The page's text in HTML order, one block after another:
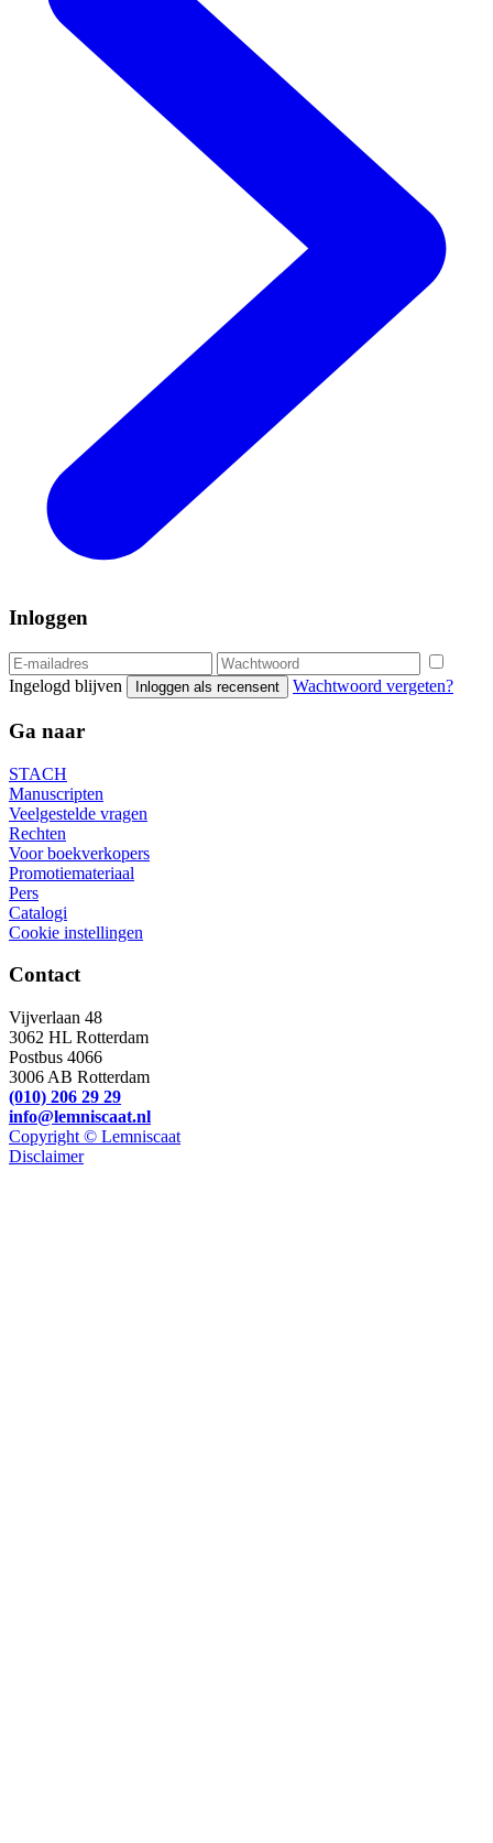
Inloggen
Ingelogd blijven Inloggen als recensent Wachtwoord vergeten?
Ga naar
STACH
Manuscripten
Veelgestelde vragen
Rechten
Voor boekverkopers
Promotiemateriaal
Pers
Catalogi
Cookie instellingen
Contact
Vijverlaan 48
3062 HL Rotterdam
Postbus 4066
3006 AB Rotterdam
(010) 206 29 29
info@lemniscaat.nl
Copyright © Lemniscaat
Disclaimer